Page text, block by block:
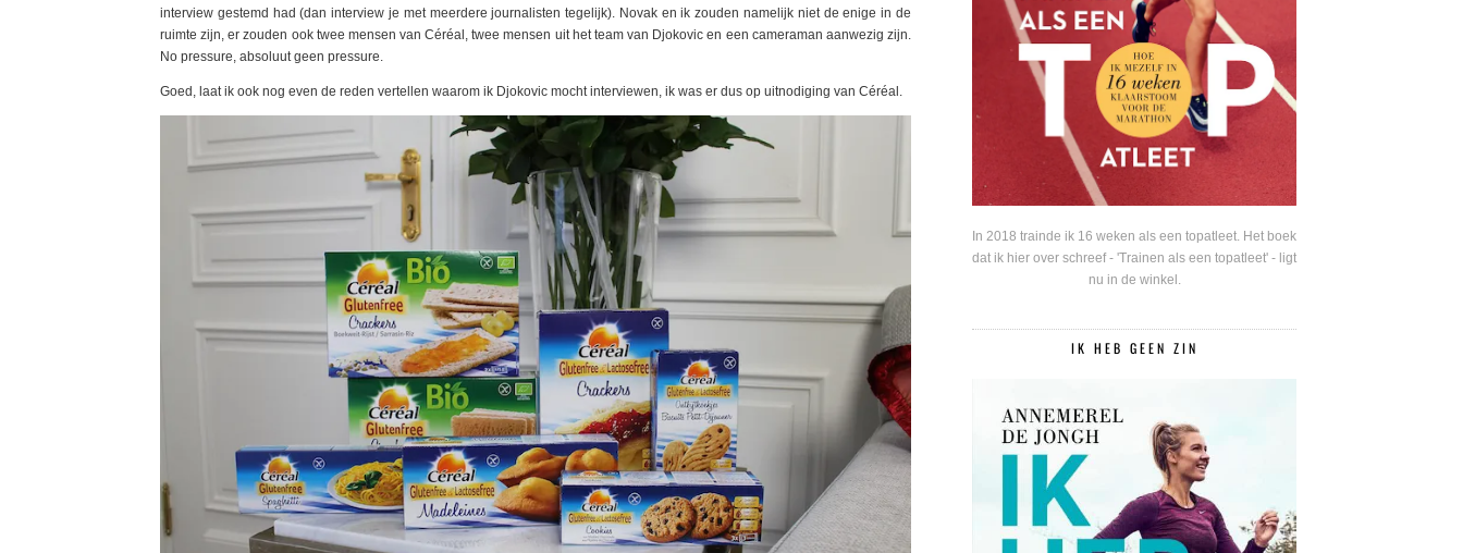
interview gestemd had (dan interview je met meerdere journalisten tegelijk). Novak en ik zouden namelijk niet de enige in de
ruimte zijn, er zouden ook twee mensen van Céréal, twee mensen uit het team van Djokovic en een cameraman aanwezig zijn.
No pressure, absoluut geen pressure.
Goed, laat ik ook nog even de reden vertellen waarom ik Djokovic mocht interviewen, ik was er dus op uitnodiging van Céréal.
In 2018 trainde ik 16 weken als een topatleet. Het boek
dat ik hier over schreef - 'Trainen als een topatleet' - ligt
nu in de winkel.
IK HEB GEEN ZIN